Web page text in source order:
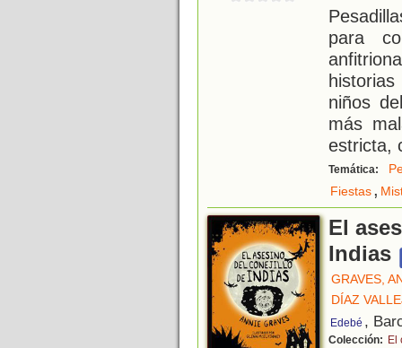
para
niños
más
estricta,
Temática:
Fiestas,
El
Indias
GRAVES,
DÍAZ
Edebé ,
Colección: El